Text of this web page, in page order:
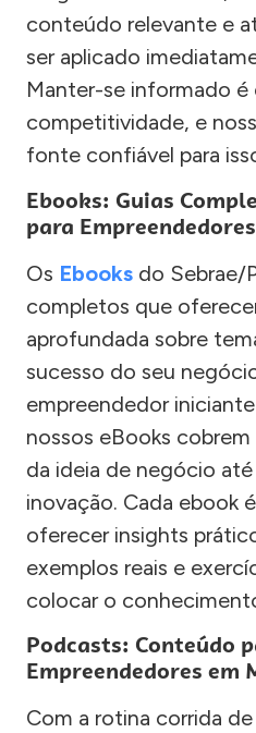
conteúdo relevante e
ser aplicado
Manter-se informado é
competitividade, e
fonte confiável para
Ebooks: Guias
para Empreendedores
Os Ebooks do Sebrae/
completos que
aprofundada sobre
sucesso do seu
empreendedor
nossos eBooks
da ideia de negócio
inovação. Cada ebook
oferecer insights
exemplos reais e
colocar o
Podcasts: Conteúdo
Empreendedores em
Com a rotina corrida